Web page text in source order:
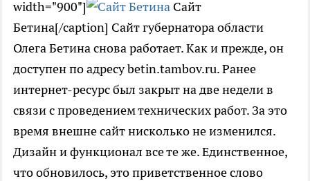
width="900"]
Сайт
Бетина[/caption] Сайт губернатора области
Олега Бетина снова работает. Как и прежде, он
доступен по адресу betin.tambov.ru. Ранее
интернет-ресурс был закрыт на две недели в
связи с проведением технических работ. За это
время внешне сайт нисколько не изменился.
Дизайн и функционал все те же. Единственное,
что обновилось, это приветственное слово